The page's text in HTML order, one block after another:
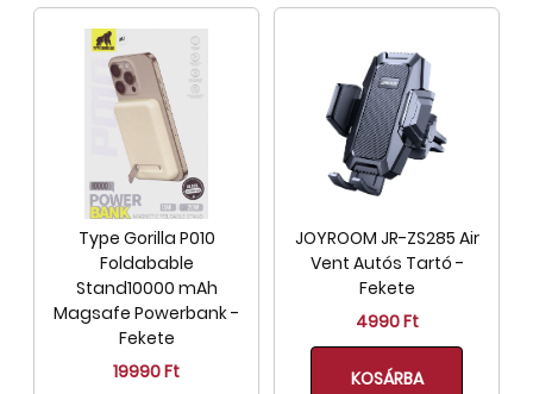
Type Gorilla P010
Foldabable
Stand10000 mAh
Magsafe Powerbank -
Fekete
19990 Ft
JOYROOM JR-ZS285 Air
Vent Autós Tartó -
Fekete
4990 Ft
KOSÁRBA